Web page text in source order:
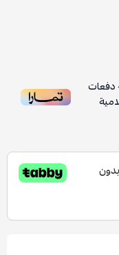
دفعات